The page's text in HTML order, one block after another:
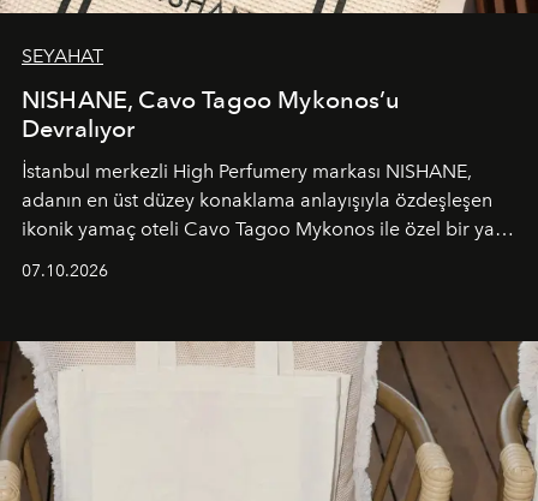
SEYAHAT
NISHANE, Cavo Tagoo Mykonos’u
Devralıyor
İstanbul merkezli High Perfumery markası NISHANE,
adanın en üst düzey konaklama anlayışıyla özdeşleşen
ikonik yamaç oteli Cavo Tagoo Mykonos ile özel bir yaz
buluşturarak markanın Cavo Tagoo’daki varlığını
sürükleyici ve mevsime özel bir deneyime dönüştürüyor.
07.10.2026